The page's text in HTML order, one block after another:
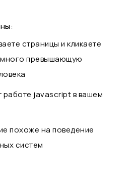
страницы и кликаете
превышающую
работе javascript в вашем
похоже на поведение
систем